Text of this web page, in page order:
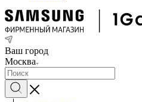
Ваш город
Москва